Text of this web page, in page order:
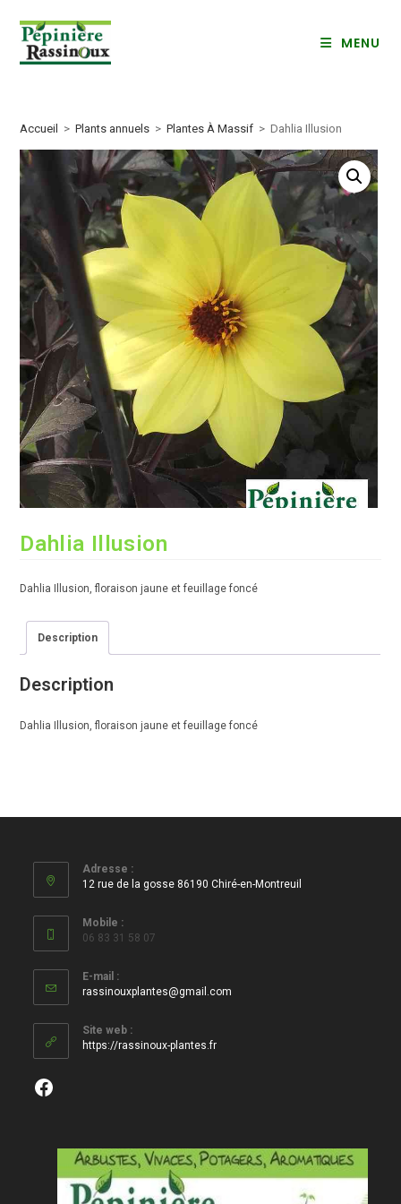
content
MENU
Accueil > Plants annuels > Plantes À Massif > Dahlia Illusion
Dahlia Illusion
Dahlia Illusion, floraison jaune et feuillage foncé
Description
Description
Dahlia Illusion, floraison jaune et feuillage foncé
Adresse :
12 rue de la gosse 86190 Chiré-en-Montreuil
Mobile :
06 83 31 58 07
E-mail :
rassinouxplantes@gmail.com
Site web :
https://rassinoux-plantes.fr
Facebook